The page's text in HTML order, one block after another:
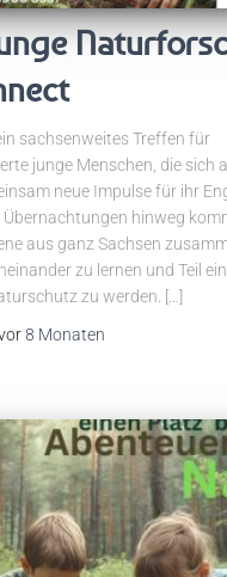
sachsenweites Treffen für
junge Menschen, die sich
neue Impulse für ihr
Übernachtungen hinweg
aus ganz Sachsen
zu lernen und Teil
zu werden. […]
vor8 Monaten